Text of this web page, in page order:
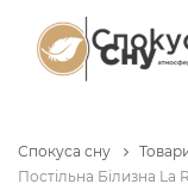
Спокуса сну
Постільна Білизна La